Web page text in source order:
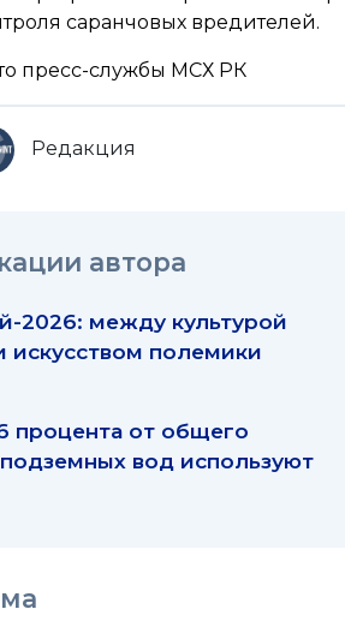
саранчовых вредителей.
пресс-службы МСХ РК
Редакция
автора
2026: между культурой
искусством полемики
процента от общего
вод используют